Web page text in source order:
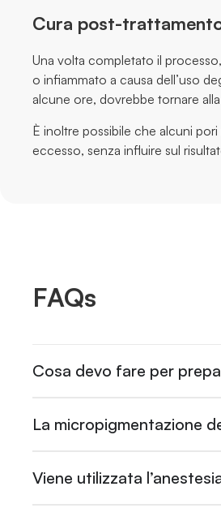
Cura post-
Una volta completato il
o infiammato a causa dell’uso
alcune ore, dovrebbe tornare
È inoltre possibile che alcuni
eccesso, senza influire sul
FAQs
Cosa devo fare per
La micropigmentazione
Viene utilizzata